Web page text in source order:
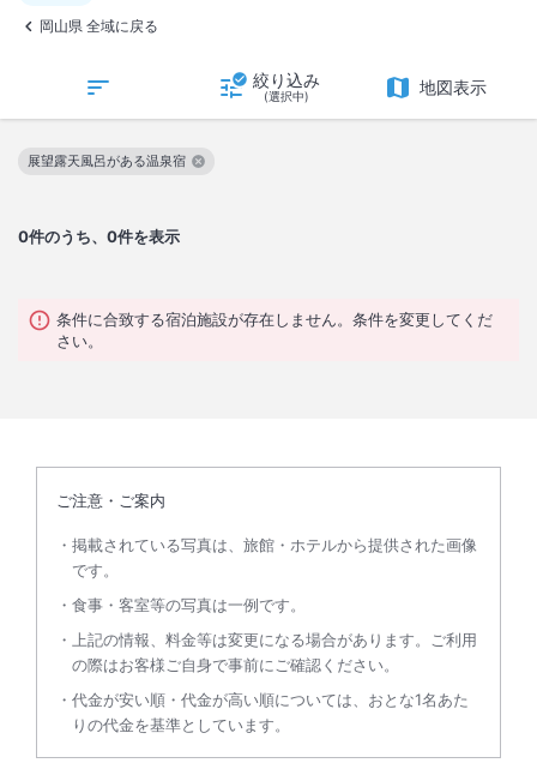
岡山県 全域に戻る
絞り込み
(選択中) 地図表示
0件のうち、0件を表示
展望露天風呂がある温泉宿
この絞り込み条件を解除
条件に合致する宿泊施設が存在しません。条件を変更してくだ
さい。
ご注意・ご案内
掲載されている写真は、旅館・ホテルから提供された画像
です。
食事・客室等の写真は一例です。
上記の情報、料金等は変更になる場合があります。ご利用
の際はお客様ご自身で事前にご確認ください。
代金が安い順・代金が高い順については、おとな1名あた
りの代金を基準としています。